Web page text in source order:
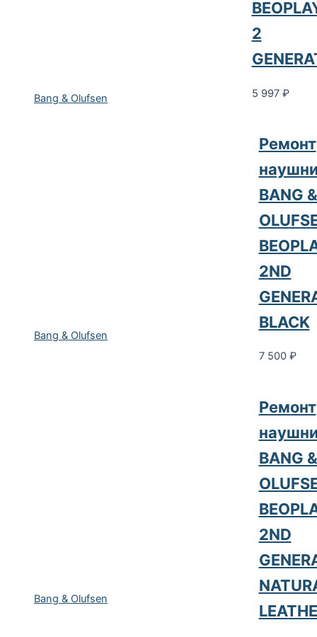
Bang & Olufsen
2
5 997 ₽
Bang & Olufsen
Ремонт
BANG &
2ND
BLACK
7 500 ₽
Bang & Olufsen
Ремонт
BANG &
2ND